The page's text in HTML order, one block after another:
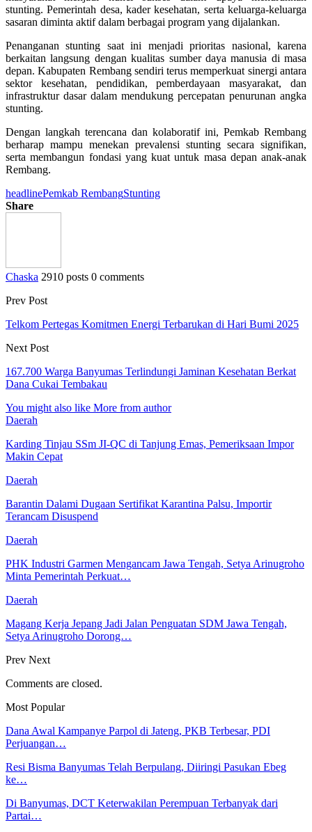
stunting. Pemerintah desa, kader kesehatan, serta keluarga-keluarga
sasaran diminta aktif dalam berbagai program yang dijalankan.
Penanganan stunting saat ini menjadi prioritas nasional, karena
berkaitan langsung dengan kualitas sumber daya manusia di masa
depan. Kabupaten Rembang sendiri terus memperkuat sinergi antara
sektor kesehatan, pendidikan, pemberdayaan masyarakat, dan
infrastruktur dasar dalam mendukung percepatan penurunan angka
stunting.
Dengan langkah terencana dan kolaboratif ini, Pemkab Rembang
berharap mampu menekan prevalensi stunting secara signifikan,
serta membangun fondasi yang kuat untuk masa depan anak-anak
Rembang.
headlinePemkab RembangStunting
Share
Chaska 2910 posts 0 comments
Prev Post
Telkom Pertegas Komitmen Energi Terbarukan di Hari Bumi 2025
Next Post
167.700 Warga Banyumas Terlindungi Jaminan Kesehatan Berkat
Dana Cukai Tembakau
You might also like More from author
Daerah
Karding Tinjau SSm JI-QC di Tanjung Emas, Pemeriksaan Impor
Makin Cepat
Daerah
Barantin Dalami Dugaan Sertifikat Karantina Palsu, Importir
Terancam Disuspend
Daerah
PHK Industri Garmen Mengancam Jawa Tengah, Setya Arinugroho
Minta Pemerintah Perkuat…
Daerah
Magang Kerja Jepang Jadi Jalan Penguatan SDM Jawa Tengah,
Setya Arinugroho Dorong…
Prev Next
Comments are closed.
Most Popular
Dana Awal Kampanye Parpol di Jateng, PKB Terbesar, PDI
Perjuangan…
Resi Bisma Banyumas Telah Berpulang, Diiringi Pasukan Ebeg
ke…
Di Banyumas, DCT Keterwakilan Perempuan Terbanyak dari
Partai…